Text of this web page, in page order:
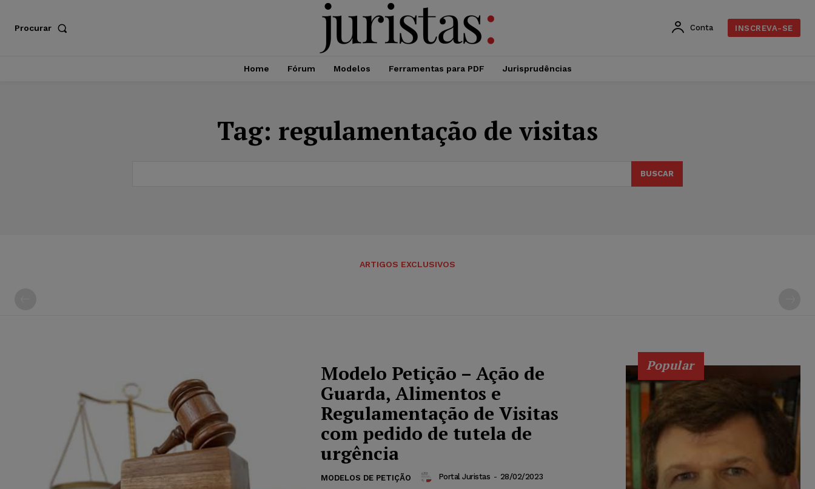
Procurar Conta INSCREVA-SE
Home Fórum Modelos Ferramentas para PDF Jurisprudências
Tag: regulamentação de visitas
BUSCAR
ARTIGOS EXCLUSIVOS
Modelo Petição – Ação de
Guarda, Alimentos e
Regulamentação de Visitas
com pedido de tutela de
urgência
MODELOS DE PETIÇÃO Portal Juristas - 28/02/2023
Popular